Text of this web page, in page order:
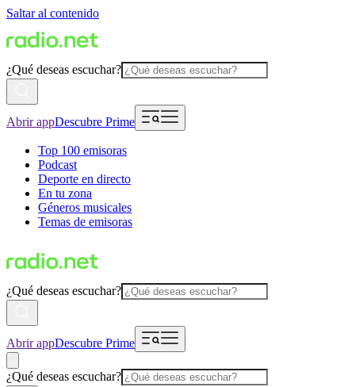
Saltar al contenido
¿Qué deseas escuchar?
Abrir appDescubre Prime
Top 100 emisoras
Podcast
Deporte en directo
En tu zona
Géneros musicales
Temas de emisoras
¿Qué deseas escuchar?
Abrir appDescubre Prime
¿Qué deseas escuchar?